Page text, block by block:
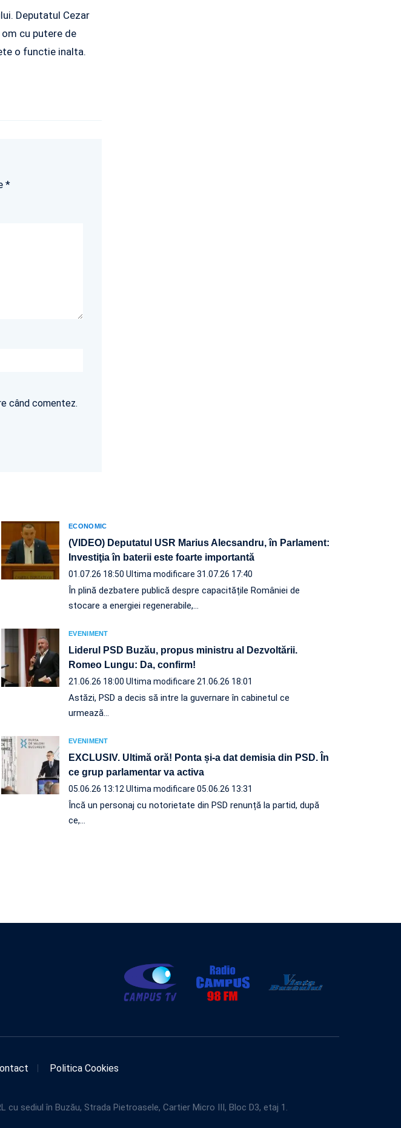
Deputatul Cezar
cu putere de
o functie inalta.
*
când comentez.
ECONOMIC
(VIDEO) Deputatul USR Marius Alecsandru, în Parlament:
Investiţia în baterii este foarte importantă
01.07.26 18:50 Ultima modificare 31.07.26 17:40
În plină dezbatere publică despre capacitățile României de
stocare a energiei regenerabile,…
EVENIMENT
Liderul PSD Buzău, propus ministru al Dezvoltării.
Romeo Lungu: Da, confirm!
21.06.26 18:00 Ultima modificare 21.06.26 18:01
Astăzi, PSD a decis să intre la guvernare în cabinetul ce
urmează…
EVENIMENT
EXCLUSIV. Ultimă oră! Ponta și-a dat demisia din PSD. În
ce grup parlamentar va activa
05.06.26 13:12 Ultima modificare 05.06.26 13:31
Încă un personaj cu notorietate din PSD renunță la partid, după
ce,…
Politica Cookies
cu sediul în Buzău, Strada Pietroasele, Cartier Micro III, Bloc D3, etaj 1.